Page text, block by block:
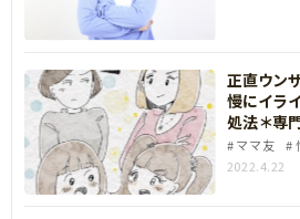
正直ウン
慢にイラ
処法＊専
ママ友
2022.4.22